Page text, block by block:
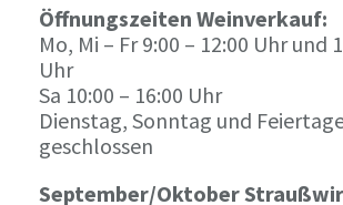
Öffnungszeiten Weinverkauf:
Mo, Mi – Fr 9:00 – 12:00 Uhr und
Uhr
Sa 10:00 – 16:00 Uhr
Dienstag, Sonntag und
geschlossen
September/Oktober